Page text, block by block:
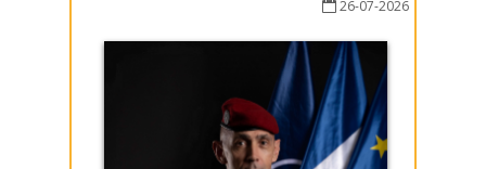
26-07-2026